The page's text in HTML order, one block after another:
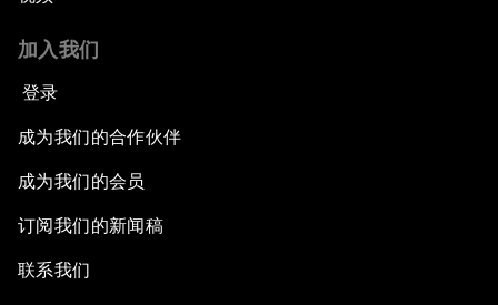
加入我们
登录
成为我们的合作伙伴
成为我们的会员
订阅我们的新闻稿
联系我们